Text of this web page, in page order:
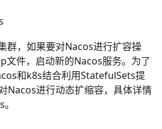
群，如果要对Nacos进行扩容操
文件，启动新的Nacos服务。为了
和k8s结合利用StatefulSets提
Nacos进行动态扩缩容，具体详情
。